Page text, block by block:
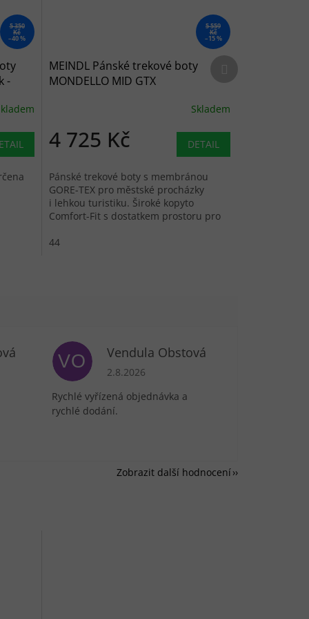
5 350
Kč
–40 %
-
5 559
Kč
–15 %
MEINDL Pánské trekové boty
MONDELLO MID GTX
Skladem
4 725 Kč DETAIL
Pánské trekové boty s membránou
GORE-TEX pro městské procházky
i lehkou turistiku. Široké kopyto
Comfort-Fit s dostatkem prostoru pro
44
je 5 z 5 hvězdiček.
VO Vendula Obstová
Hodnocení obchodu je 5 z 5 hvězdiček.
2.8.2026
Rychlé vyřízená objednávka a
rychlé dodání.
Zobrazit další hodnocení